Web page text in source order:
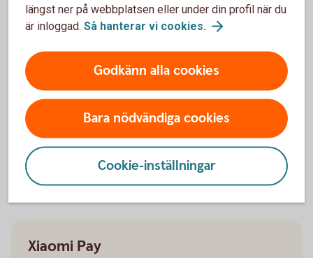
Mastercard Click to Pay
Anslut till Mastercard Click to Pay och slipp knappa
in ditt kortnummer när du handlar online. Välj vilka
kort du vill ansluta, betala med det du vill.
Gäller endast för våra bankkort Mastercard.
Mastercard Click to
Xiaomi Pay
längst ner på webbplatsen eller under din profil när du
är inloggad. Så hanterar vi cookies.
Godkänn alla cookies
Bara nödvändiga cookies
Cookie-inställningar